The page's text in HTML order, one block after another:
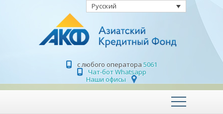
Русский
с любого оператора 5061
Чат-бот Whatsapp
Наши офисы